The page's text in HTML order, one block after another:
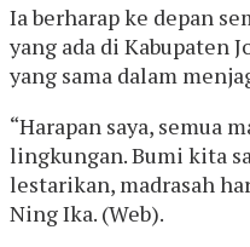
Ia berharap ke depan
yang ada di Kabupaten
yang sama dalam
“Harapan saya, semua
lingkungan. Bumi kita
lestarikan, madrasah
Ning Ika. (Web).